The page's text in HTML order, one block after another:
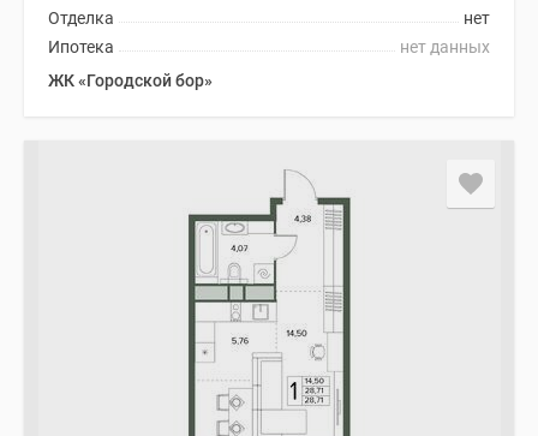
нет
Отделка
нет данных
Ипотека
ЖК «Городской бор»